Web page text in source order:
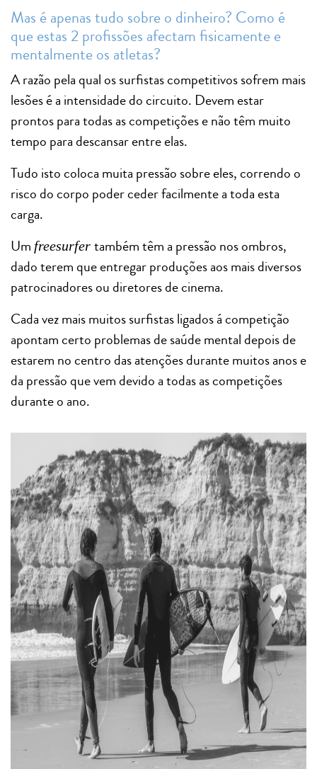
Mas é apenas tudo sobre o dinheiro? Como é
que estas 2 profissões afectam fisicamente e
mentalmente os atletas?
A razão pela qual os surfistas competitivos sofrem mais
lesões é a intensidade do circuito. Devem estar
prontos para todas as competições e não têm muito
tempo para descansar entre elas.
Tudo isto coloca muita pressão sobre eles, correndo o
risco do corpo poder ceder facilmente a toda esta
carga.
Um freesurfer também têm a pressão nos ombros,
dado terem que entregar produções aos mais diversos
patrocinadores ou diretores de cinema.
Cada vez mais muitos surfistas ligados á competição
apontam certo problemas de saúde mental depois de
estarem no centro das atenções durante muitos anos e
da pressão que vem devido a todas as competições
durante o ano.